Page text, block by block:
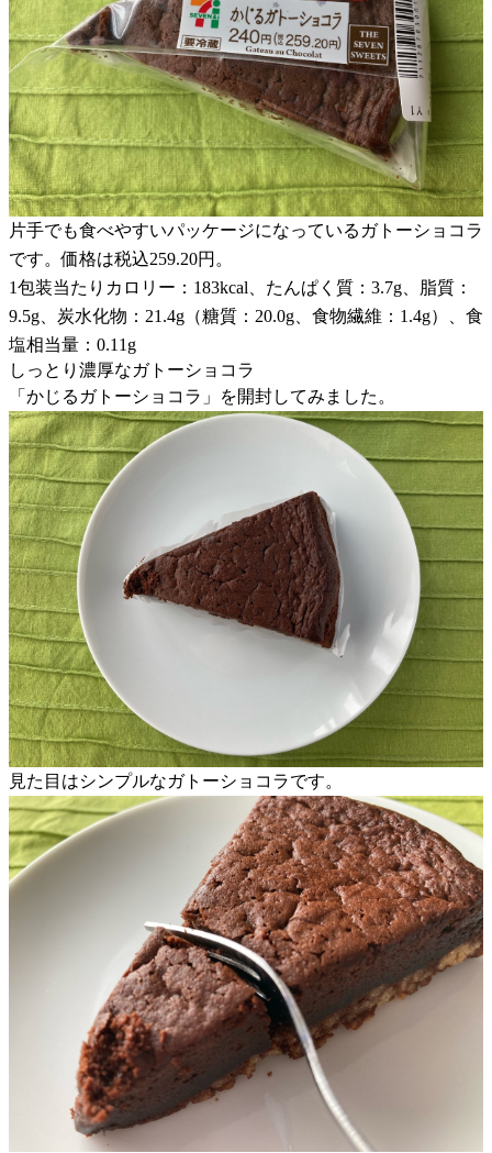
片手でも食べやすいパッケージになっているガトーショコラ
です。価格は税込259.20円。
1包装当たりカロリー：183kcal、たんぱく質：3.7g、脂質：
9.5g、炭水化物：21.4g（糖質：20.0g、食物繊維：1.4g）、食
塩相当量：0.11g
しっとり濃厚なガトーショコラ
「かじるガトーショコラ」を開封してみました。
見た目はシンプルなガトーショコラです。